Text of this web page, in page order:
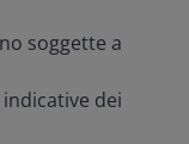
soggette a
dei